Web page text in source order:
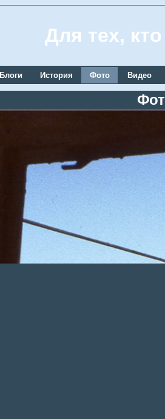
Для тех,
Блоги История Фото Видео